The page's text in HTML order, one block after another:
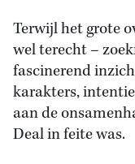
Terwijl het grote
wel terecht –
fascinerend
karakters,
aan de
Deal in feite was.